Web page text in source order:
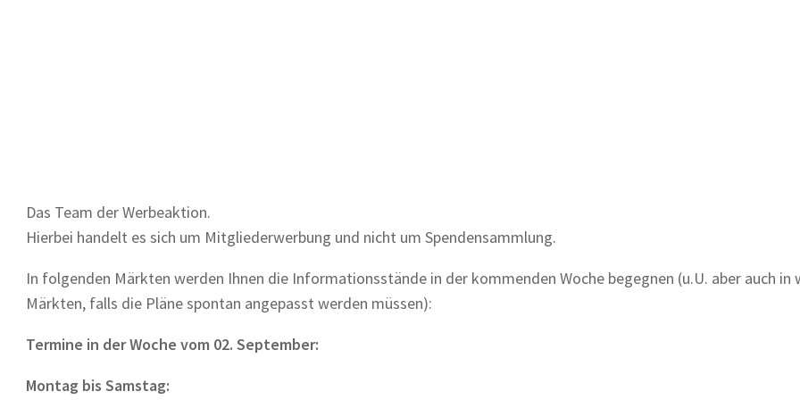
Das Team der Werbeaktion.
Hierbei handelt es sich um Mitgliederwerbung und nicht um Spendensammlung.
In folgenden Märkten werden Ihnen die Informationsstände in der kommenden Woche begegnen (u.U. aber auch in
Märkten, falls die Pläne spontan angepasst werden müssen):
Termine in der Woche vom 02. September:
Montag bis Samstag: